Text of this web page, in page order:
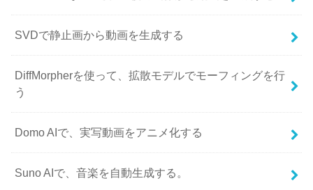
SVDで静止画から動画を生成する
DiffMorpherを使って、拡散モデルでモーフィングを行
う
Domo AIで、実写動画をアニメ化する
Suno AIで、音楽を自動生成する。